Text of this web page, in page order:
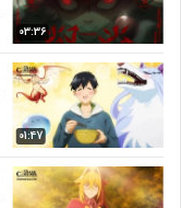
03:36
01:47